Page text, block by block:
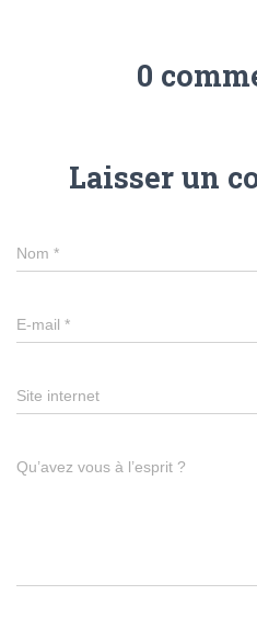
0
Laisser un
Nom *
E-mail *
Site internet
Qu’avez vous à l’esprit ?